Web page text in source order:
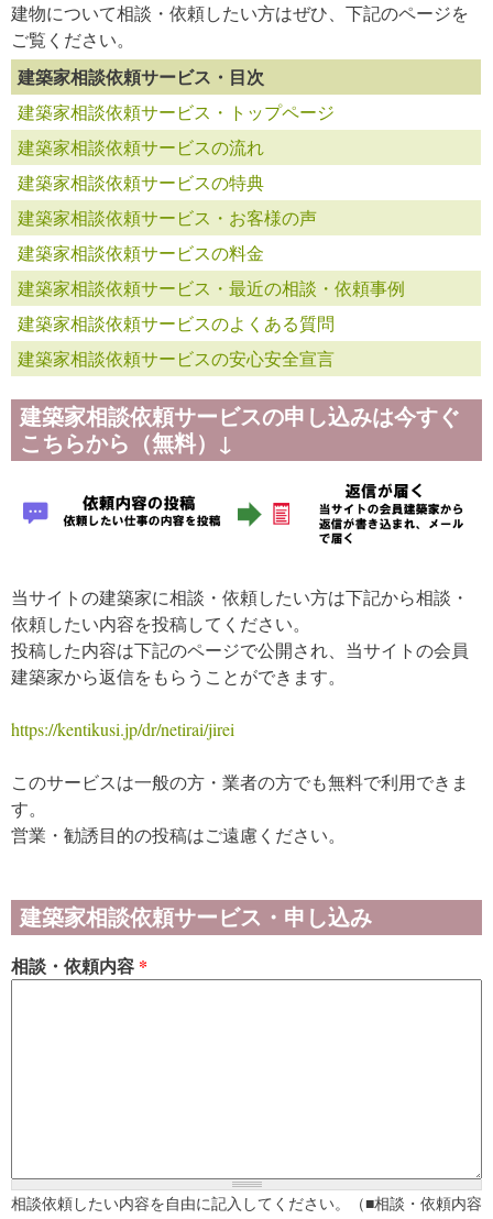
建物について相談・依頼したい方はぜひ、下記のページを
ご覧ください。
建築家相談依頼サービス・目次
建築家相談依頼サービス・トップページ
建築家相談依頼サービスの流れ
建築家相談依頼サービスの特典
建築家相談依頼サービス・お客様の声
建築家相談依頼サービスの料金
建築家相談依頼サービス・最近の相談・依頼事例
建築家相談依頼サービスのよくある質問
建築家相談依頼サービスの安心安全宣言
建築家相談依頼サービスの申し込みは今すぐ
こちらから（無料）↓
当サイトの建築家に相談・依頼したい方は下記から相談・
依頼したい内容を投稿してください。
投稿した内容は下記のページで公開され、当サイトの会員
建築家から返信をもらうことができます。
https://kentikusi.jp/dr/netirai/jirei
このサービスは一般の方・業者の方でも無料で利用できま
す。
営業・勧誘目的の投稿はご遠慮ください。
建築家相談依頼サービス・申し込み
相談・依頼内容 *
相談依頼したい内容を自由に記入してください。（■相談・依頼内容